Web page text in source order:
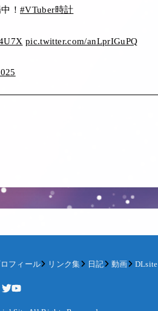
！#VTuber時計
pic.twitter.com/anLprIGuPQ
フィール リンク集 日記 動画 DLsite